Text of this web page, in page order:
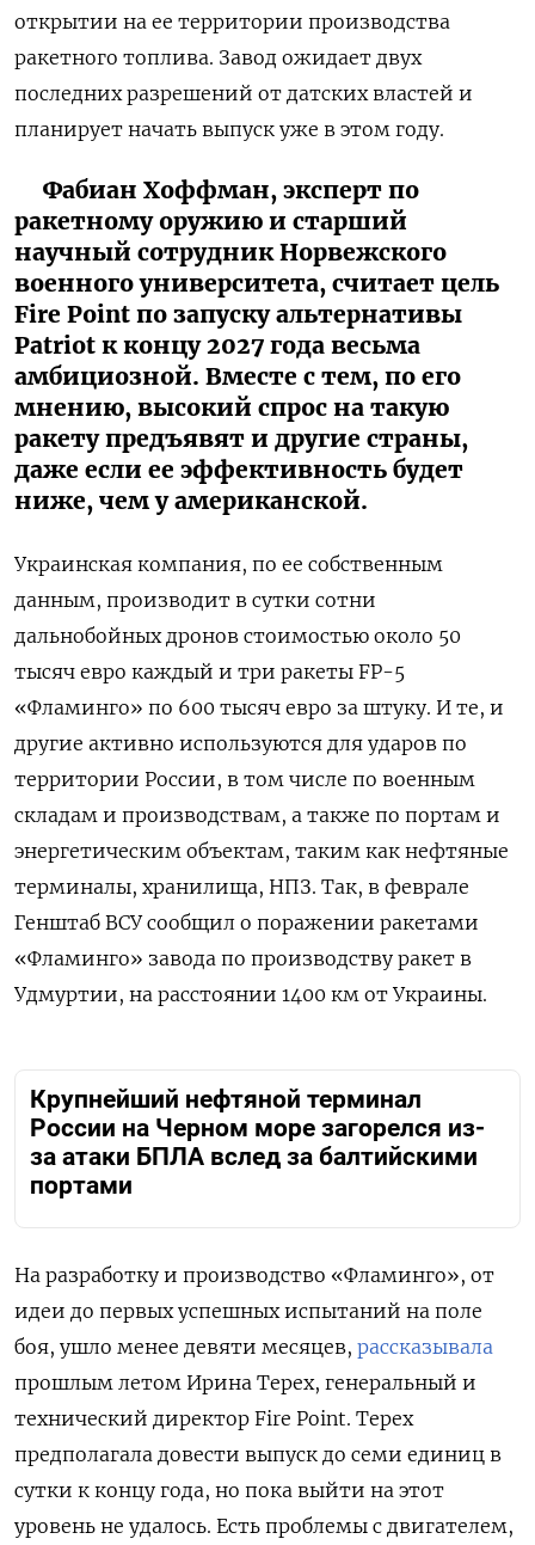
открытии на ее территории производства
ракетного топлива. Завод ожидает двух
последних разрешений от датских властей и
планирует начать выпуск уже в этом году.
Фабиан Хоффман, эксперт по
ракетному оружию и старший
научный сотрудник Норвежского
военного университета, считает цель
Fire Point по запуску альтернативы
Patriot к концу 2027 года весьма
амбициозной. Вместе с тем, по его
мнению, высокий спрос на такую
ракету предъявят и другие страны,
даже если ее эффективность будет
ниже, чем у американской.
Украинская компания, по ее собственным
данным, производит в сутки сотни
дальнобойных дронов стоимостью около 50
тысяч евро каждый и три ракеты FP-5
«Фламинго» по 600 тысяч евро за штуку. И те, и
другие активно используются для ударов по
территории России, в том числе по военным
складам и производствам, а также по портам и
энергетическим объектам, таким как нефтяные
терминалы, хранилища, НПЗ. Так, в феврале
Генштаб ВСУ сообщил о поражении ракетами
«Фламинго» завода по производству ракет в
Удмуртии, на расстоянии 1400 км от Украины.
Крупнейший нефтяной терминал
России на Черном море загорелся из-
за атаки БПЛА вслед за балтийскими
портами
На разработку и производство «Фламинго», от
идеи до первых успешных испытаний на поле
боя, ушло менее девяти месяцев, рассказывала
прошлым летом Ирина Терех, генеральный и
технический директор Fire Point. Терех
предполагала довести выпуск до семи единиц в
сутки к концу года, но пока выйти на этот
уровень не удалось. Есть проблемы с двигателем,